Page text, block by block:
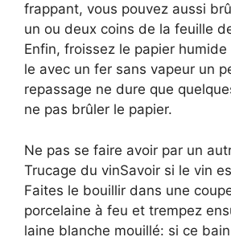
frappant, vous pouvez aussi
un ou deux coins de la feuille
Enfin, froissez le papier
le avec un fer sans vapeur un
repassage ne dure que
ne pas brûler le papier.
Ne pas se faire avoir par un
Trucage du vinSavoir si le vin
Faites le bouillir dans une
porcelaine à feu et trempez
laine blanche mouillé: si ce